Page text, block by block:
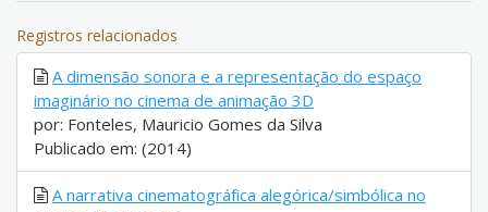
Registros relacionados
A dimensão sonora e a representação do espaço
imaginário no cinema de animação 3D
por: Fonteles, Mauricio Gomes da Silva
Publicado em: (2014)
A narrativa cinematográfica alegórica/simbólica no